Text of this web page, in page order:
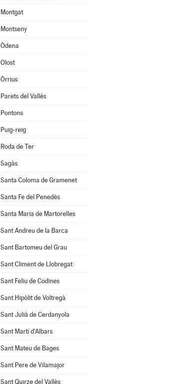
Montgat
Montseny
Òdena
Olost
Òrrius
Parets del Vallès
Pontons
Puig-reig
Roda de Ter
Sagàs
Santa Coloma de Gramenet
Santa Fe del Penedès
Santa Maria de Martorelles
Sant Andreu de la Barca
Sant Bartomeu del Grau
Sant Climent de Llobregat
Sant Feliu de Codines
Sant Hipòlit de Voltregà
Sant Julià de Cerdanyola
Sant Martí d'Albars
Sant Mateu de Bages
Sant Pere de Vilamajor
Sant Quirze del Vallès